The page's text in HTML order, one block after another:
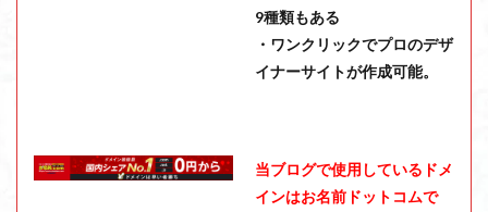
9種類もある
・ワンクリックでプロのデザ
イナーサイトが作成可能。
当ブログで使用しているドメ
インはお名前ドットコムで